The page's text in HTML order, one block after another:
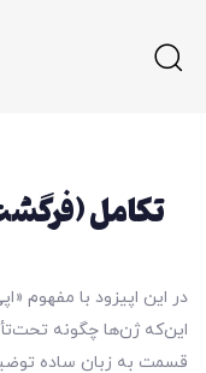
تکامل (فرگشت) –
در این اپیزود با مفهوم
این‌که ژن‌ها چگونه
قسمت به زبان ساده